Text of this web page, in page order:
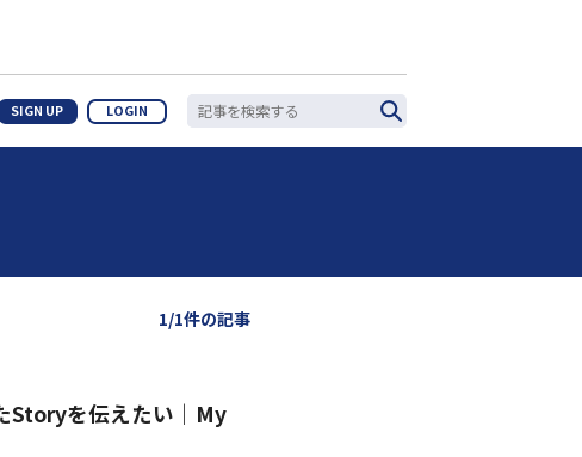
SIGN UP LOGIN
1/1件の記事
Storyを伝えたい｜My